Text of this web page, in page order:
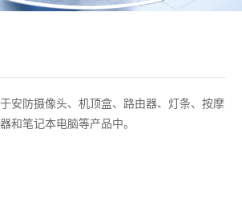
安防摄像头、机顶盒、路由器、灯条、按摩
和笔记本电脑等产品中。